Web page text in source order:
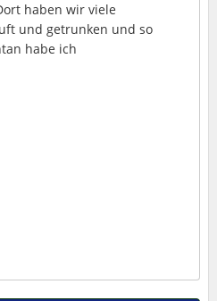
haben wir viele
und getrunken und so
habe ich